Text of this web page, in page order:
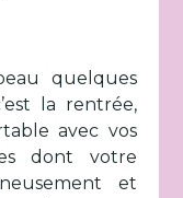
quelques
la rentrée,
avec vos
dont votre
et